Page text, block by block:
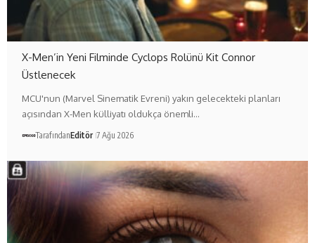
X-Men’in Yeni Filminde Cyclops Rolünü Kit Connor
Üstlenecek
MCU'nun (Marvel Sinematik Evreni) yakın gelecekteki planları
açısından X-Men külliyatı oldukça önemli…
TarafındanEditör 7 Ağu 2026